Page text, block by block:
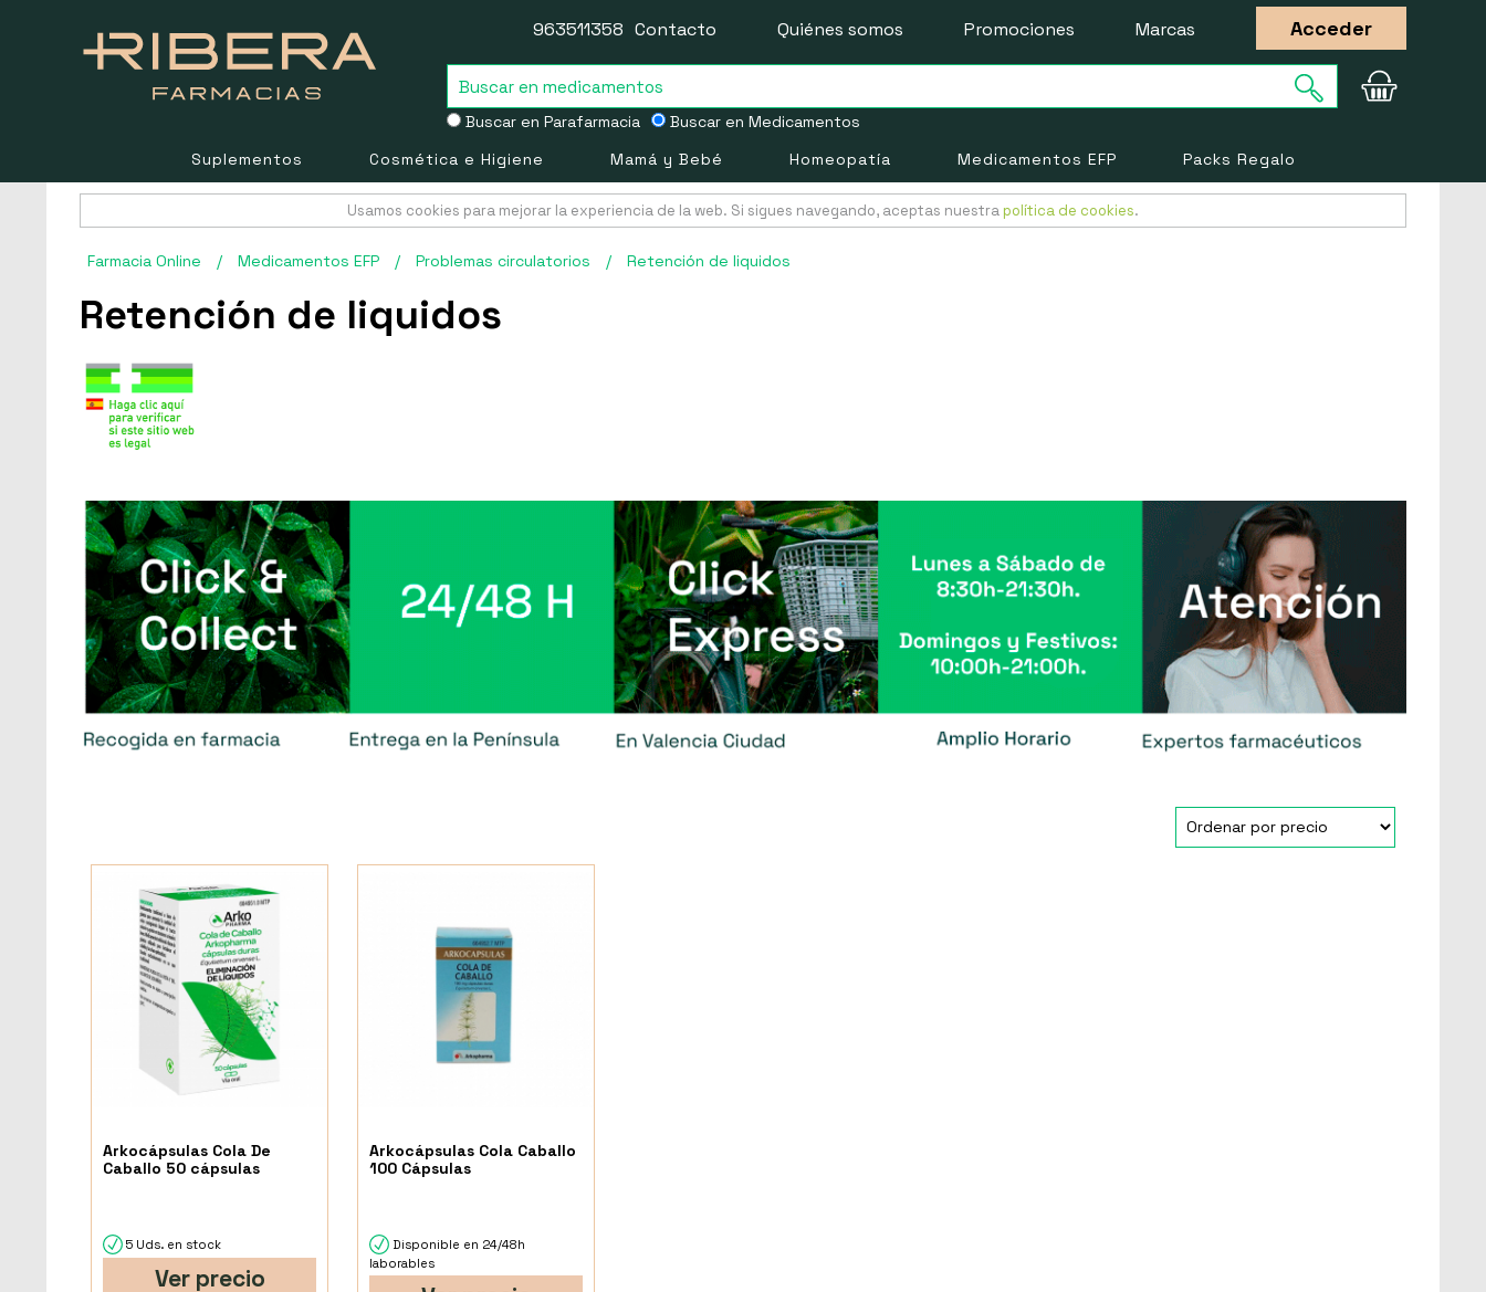
Buscar en Parafarmacia Buscar en Medicamentos
963511358 Contacto Quiénes somos Promociones Marcas Acceder
Suplementos Cosmética e Higiene Mamá y Bebé Homeopatía Medicamentos EFP Packs Regalo
Usamos cookies para mejorar la experiencia de la web. Si sigues navegando, aceptas nuestra política de cookies.
Farmacia Online / Medicamentos EFP / Problemas circulatorios / Retención de liquidos
Retención de liquidos
Arkocápsulas Cola De
Caballo 50 cápsulas
5 Uds. en stock
Ver precio
Arkocápsulas Cola Caballo
100 Cápsulas
Disponible en 24/48h
laborables